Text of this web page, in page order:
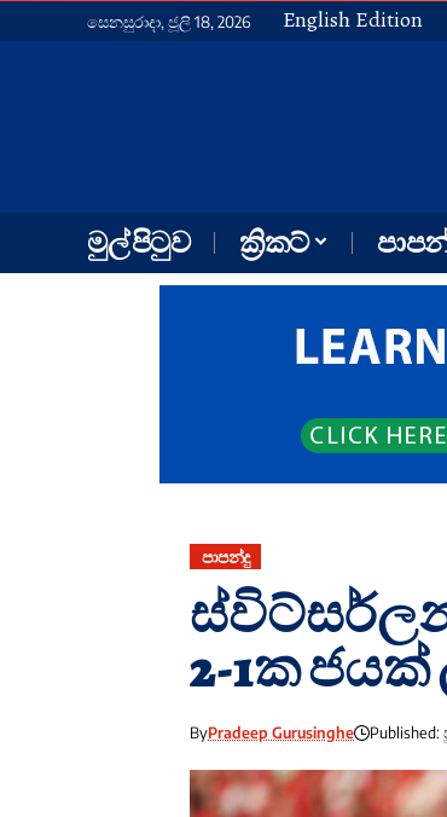
සෙනසුරාදා, ජූලි 18, 2026 English Edition
මුල් පිටුව ක්‍රිකට්
පාපන්දු
2-1ක
ByPradeep Gurusinghe Published: